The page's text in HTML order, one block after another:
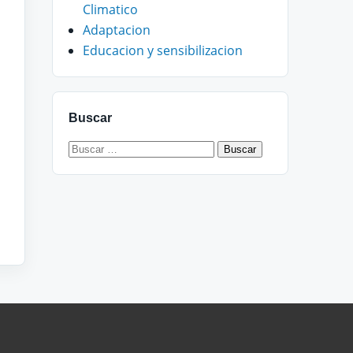
Climatico
Adaptacion
Educacion y sensibilizacion
Buscar
Buscar: